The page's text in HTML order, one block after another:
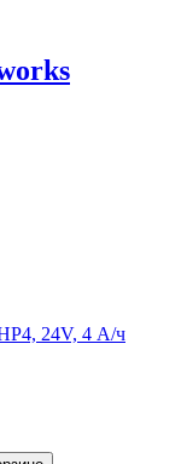
24V, 4 А/ч